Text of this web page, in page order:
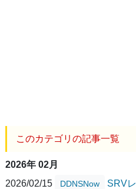
このカテゴリの記事一覧
2026年 02月
2026/02/15
DDNSNow SRV